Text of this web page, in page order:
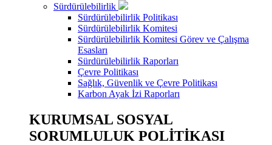
Sürdürülebilirlik
Sürdürülebilirlik Politikası
Sürdürülebilirlik Komitesi
Sürdürülebilirlik Komitesi Görev ve Çalışma
Esasları
Sürdürülebilirlik Raporları
Çevre Politikası
Sağlık, Güvenlik ve Çevre Politikası
Karbon Ayak İzi Raporları
KURUMSAL SOSYAL
SORUMLULUK POLİTİKASI